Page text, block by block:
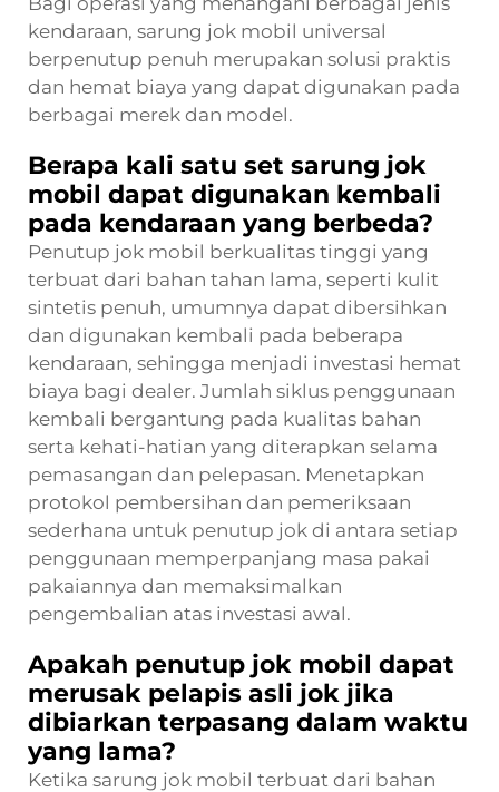
kendaraan, sarung jok mobil universal
berpenutup penuh merupakan solusi praktis
dan hemat biaya yang dapat digunakan pada
berbagai merek dan model.
Berapa kali satu set sarung jok
mobil dapat digunakan kembali
pada kendaraan yang berbeda?
Penutup jok mobil berkualitas tinggi yang
terbuat dari bahan tahan lama, seperti kulit
sintetis penuh, umumnya dapat dibersihkan
dan digunakan kembali pada beberapa
kendaraan, sehingga menjadi investasi hemat
biaya bagi dealer. Jumlah siklus penggunaan
kembali bergantung pada kualitas bahan
serta kehati-hatian yang diterapkan selama
pemasangan dan pelepasan. Menetapkan
protokol pembersihan dan pemeriksaan
sederhana untuk penutup jok di antara setiap
penggunaan memperpanjang masa pakai
pakaiannya dan memaksimalkan
pengembalian atas investasi awal.
Apakah penutup jok mobil dapat
merusak pelapis asli jok jika
dibiarkan terpasang dalam waktu
yang lama?
Ketika sarung jok mobil terbuat dari bahan